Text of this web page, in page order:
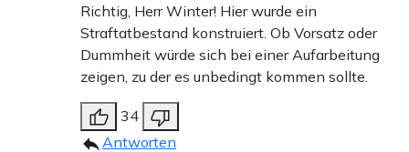
Richtig, Herr Winter! Hier wurde ein
Straftatbestand konstruiert. Ob Vorsatz oder
Dummheit würde sich bei einer Aufarbeitung
zeigen, zu der es unbedingt kommen sollte.
34
Antworten